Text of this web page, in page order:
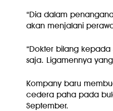
“Dia dalam
akan menjalani
“Dokter bilang
saja. Ligamennya
Kompany baru
cedera paha pada
September.